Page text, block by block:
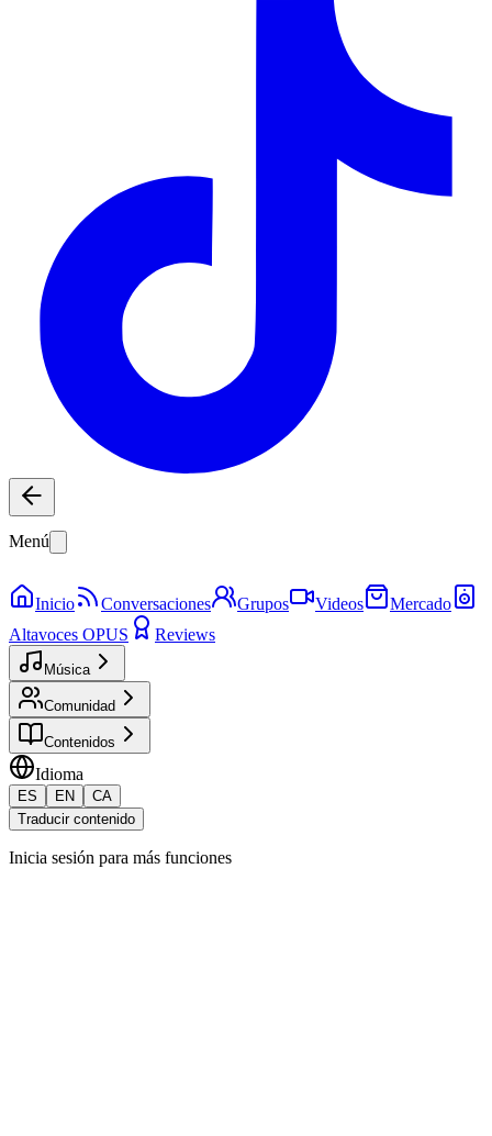
Menú
Inicio Conversaciones Grupos Videos
Mercado
Altavoces OPUS
Reviews
Música
Comunidad
Contenidos
Idioma
ES EN
CA
Traducir contenido
Inicia sesión para más funciones